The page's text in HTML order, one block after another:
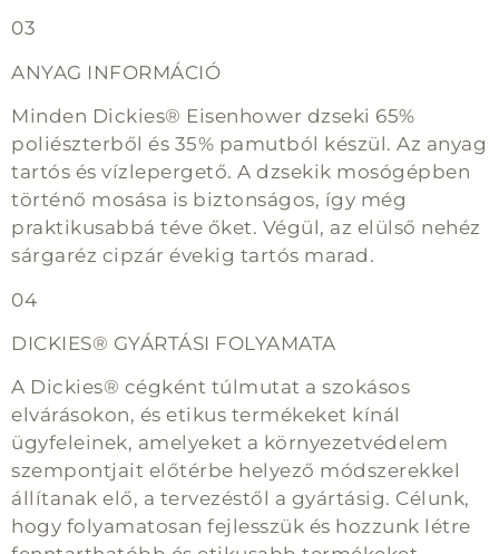
03
ANYAG INFORMÁCIÓ
Minden Dickies® Eisenhower dzseki 65%
poliészterből és 35% pamutból készül. Az anyag
tartós és vízlepergető. A dzsekik mosógépben
történő mosása is biztonságos, így még
praktikusabbá téve őket. Végül, az elülső nehéz
sárgaréz cipzár évekig tartós marad.
04
DICKIES® GYÁRTÁSI FOLYAMATA
A Dickies® cégként túlmutat a szokásos
elvárásokon, és etikus termékeket kínál
ügyfeleinek, amelyeket a környezetvédelem
szempontjait előtérbe helyező módszerekkel
állítanak elő, a tervezéstől a gyártásig. Célunk,
hogy folyamatosan fejlesszük és hozzunk létre